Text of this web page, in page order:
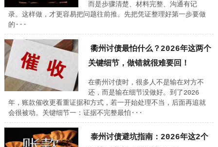
而是步骤清楚、材料完整、沟通有记
录。这样做，才更容易把问题往前推。先把凭证整理好第一步要做
的···
衢州讨债最怕什么？2026年这两个
关键细节，做错就很难要回！
在衢州讨债时，很多人不是输在对方不
还，而是输在细节没做好。到了2026
年，账款催收更看重证据和方式，若一开始处理不当，后面再追就
会很被动。关键细节一：证据不完整最怕···
泰州讨债避坑指南：2026年这2个